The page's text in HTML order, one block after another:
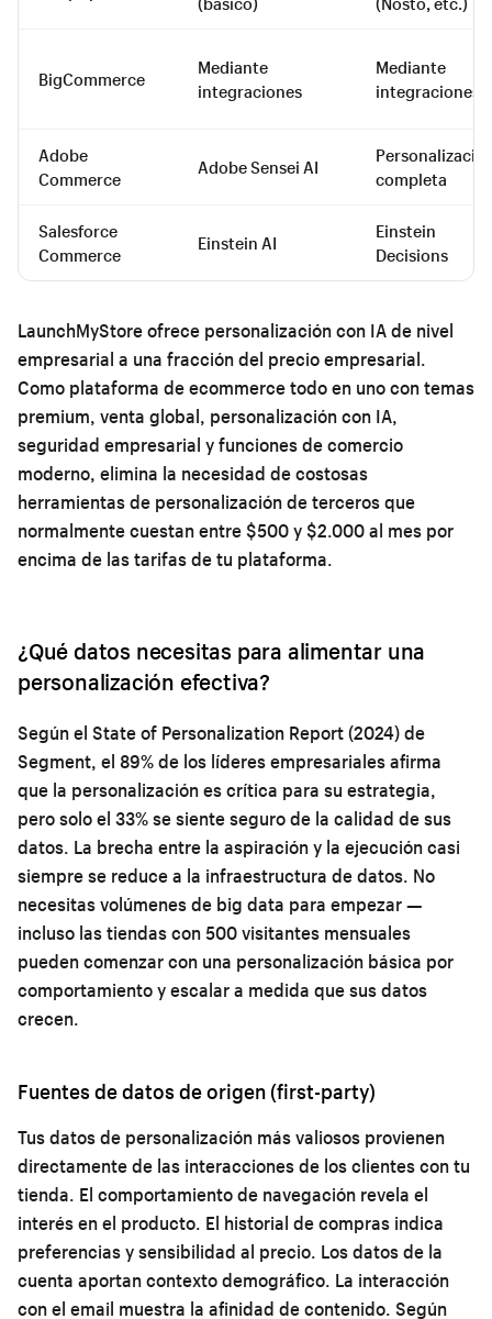
BigCommerce
Mediante
integraciones
Mediante
integraciones
Adobe
Commerce
Adobe Sensei AI
completa
Salesforce
Commerce
Einstein AI
Einstein
Decisions
LaunchMyStore ofrece personalización con IA de nivel
empresarial a una fracción del precio empresarial.
Como plataforma de ecommerce todo en uno con temas
premium, venta global, personalización con IA,
seguridad empresarial y funciones de comercio
moderno, elimina la necesidad de costosas
herramientas de personalización de terceros que
normalmente cuestan entre $500 y $2.000 al mes por
encima de las tarifas de tu plataforma.
¿Qué datos necesitas para alimentar una
personalización efectiva?
Según el State of Personalization Report (2024) de
Segment, el 89% de los líderes empresariales afirma
que la personalización es crítica para su estrategia,
pero solo el 33% se siente seguro de la calidad de sus
datos. La brecha entre la aspiración y la ejecución casi
siempre se reduce a la infraestructura de datos. No
necesitas volúmenes de big data para empezar —
incluso las tiendas con 500 visitantes mensuales
pueden comenzar con una personalización básica por
comportamiento y escalar a medida que sus datos
crecen.
Fuentes de datos de origen (first-party)
Tus datos de personalización más valiosos provienen
directamente de las interacciones de los clientes con tu
tienda. El comportamiento de navegación revela el
interés en el producto. El historial de compras indica
preferencias y sensibilidad al precio. Los datos de la
cuenta aportan contexto demográfico. La interacción
con el email muestra la afinidad de contenido. Según